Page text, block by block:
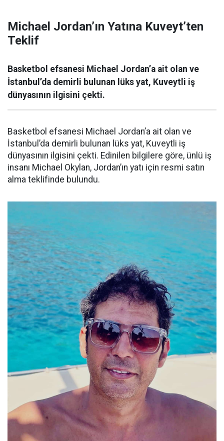
Michael Jordan’ın Yatına Kuveyt’ten
Teklif
Basketbol efsanesi Michael Jordan’a ait olan ve
İstanbul’da demirli bulunan lüks yat, Kuveytli iş
dünyasının ilgisini çekti.
Basketbol efsanesi Michael Jordan’a ait olan ve
İstanbul’da demirli bulunan lüks yat, Kuveytli iş
dünyasının ilgisini çekti. Edinilen bilgilere göre, ünlü iş
insanı Michael Okylan, Jordan’ın yatı için resmi satın
alma teklifinde bulundu.